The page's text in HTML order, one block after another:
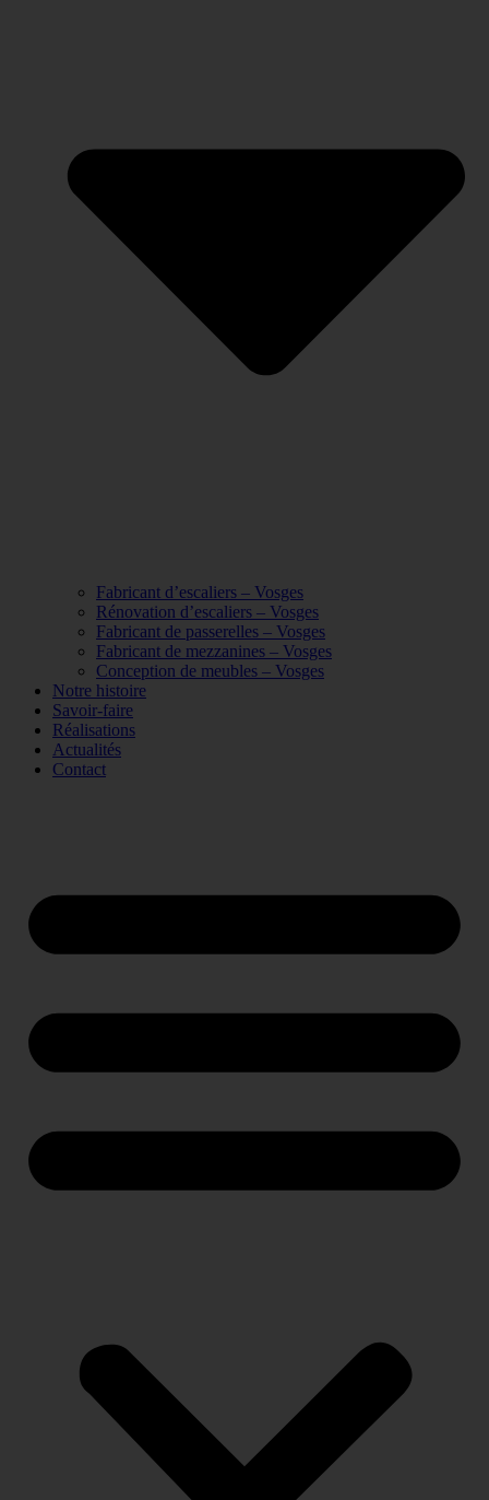
Fabricant d’escaliers – Vosges
Rénovation d’escaliers – Vosges
Fabricant de passerelles – Vosges
Fabricant de mezzanines – Vosges
Conception de meubles – Vosges
Notre histoire
Savoir-faire
Réalisations
Actualités
Contact